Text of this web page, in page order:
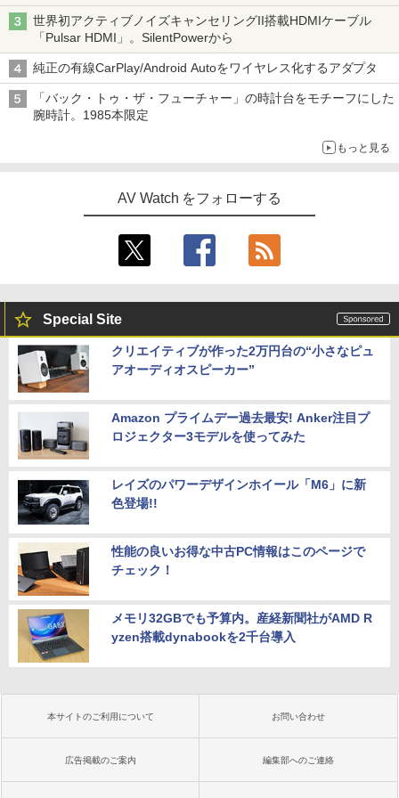
世界初アクティブノイズキャンセリングII搭載HDMIケーブル
「Pulsar HDMI」。SilentPowerから
純正の有線CarPlay/Android Autoをワイヤレス化するアダプタ
「バック・トゥ・ザ・フューチャー」の時計台をモチーフにした
腕時計。1985本限定
もっと見る
AV Watch をフォローする
Special Site
クリエイティブが作った2万円台の“小さなピュ
アオーディオスピーカー”
Amazon プライムデー過去最安! Anker注目プ
ロジェクター3モデルを使ってみた
レイズのパワーデザインホイール「M6」に新
色登場!!
性能の良いお得な中古PC情報はこのページで
チェック！
メモリ32GBでも予算内。産経新聞社がAMD R
yzen搭載dynabookを2千台導入
本サイトのご利用について お問い合わせ
広告掲載のご案内 編集部へのご連絡